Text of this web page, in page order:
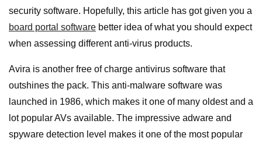
security software. Hopefully, this article has got given you a
board portal software better idea of what you should expect
when assessing different anti-virus products.
Avira is another free of charge antivirus software that
outshines the pack. This anti-malware software was
launched in 1986, which makes it one of many oldest and a
lot popular AVs available. The impressive adware and
spyware detection level makes it one of the most popular